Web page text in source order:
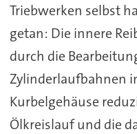
Triebwerken selbst
getan: Die innere
durch die
Zylinderlaufbahnen
Kurbelgehäuse
Ölkreislauf und die